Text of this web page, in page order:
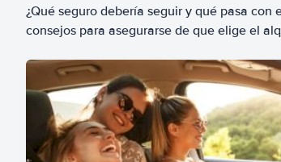
¿Qué seguro debería seguir y qué pasa
consejos para asegurarse de que elige el